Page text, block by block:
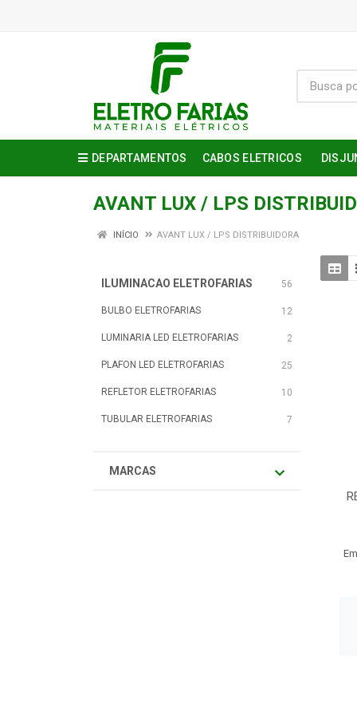
DEPARTAMENTOS CABOS ELETRICOS
AVANT LUX / LPS
INÍCIO AVANT LUX / LPS DISTRIBUIDORA
ILUMINACAO ELETROFARIAS 56
BULBO ELETROFARIAS 12
LUMINARIA LED ELETROFARIAS 2
PLAFON LED ELETROFARIAS 25
REFLETOR ELETROFARIAS 10
TUBULAR ELETROFARIAS 7
MARCAS